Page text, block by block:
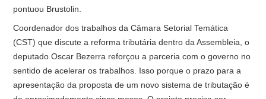
pontuou Brustolin.
Coordenador dos trabalhos da Câmara Setorial Temática
(CST) que discute a reforma tributária dentro da Assembleia, o
deputado Oscar Bezerra reforçou a parceria com o governo no
sentido de acelerar os trabalhos. Isso porque o prazo para a
apresentação da proposta de um novo sistema de tributação é